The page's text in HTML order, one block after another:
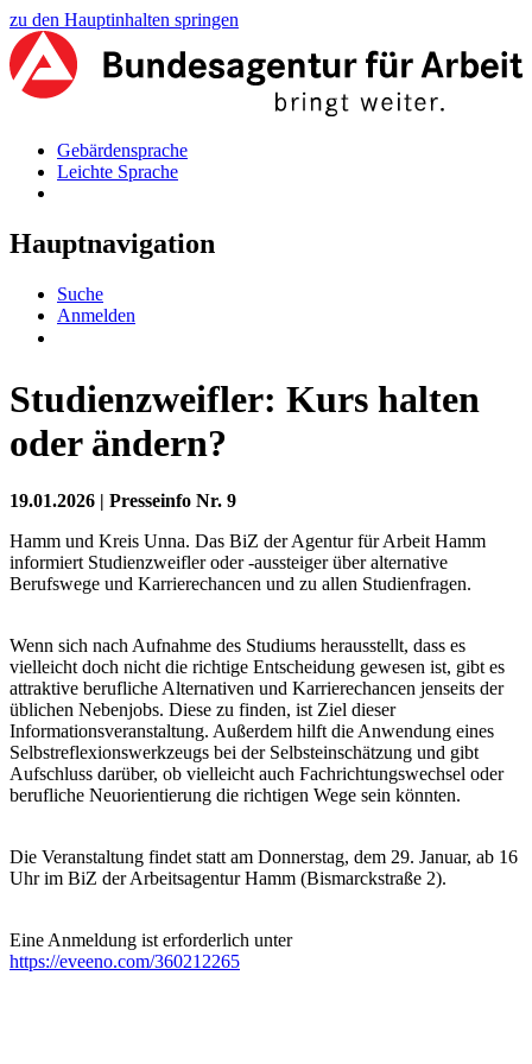
zu den Hauptinhalten springen
Gebärdensprache
Leichte Sprache
Hauptnavigation
Suche
Anmelden
Studienzweifler: Kurs halten
oder ändern?
19.01.2026 | Presseinfo Nr. 9
Hamm und Kreis Unna. Das BiZ der Agentur für Arbeit Hamm
informiert Studienzweifler oder -aussteiger über alternative
Berufswege und Karrierechancen und zu allen Studienfragen.
Wenn sich nach Aufnahme des Studiums herausstellt, dass es
vielleicht doch nicht die richtige Entscheidung gewesen ist, gibt es
attraktive berufliche Alternativen und Karrierechancen jenseits der
üblichen Nebenjobs. Diese zu finden, ist Ziel dieser
Informationsveranstaltung. Außerdem hilft die Anwendung eines
Selbstreflexionswerkzeugs bei der Selbsteinschätzung und gibt
Aufschluss darüber, ob vielleicht auch Fachrichtungswechsel oder
berufliche Neuorientierung die richtigen Wege sein könnten.
Die Veranstaltung findet statt am Donnerstag, dem 29. Januar, ab 16
Uhr im BiZ der Arbeitsagentur Hamm (Bismarckstraße 2).
Eine Anmeldung ist erforderlich unter
https://eveeno.com/360212265